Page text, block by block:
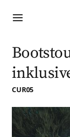
CUR05